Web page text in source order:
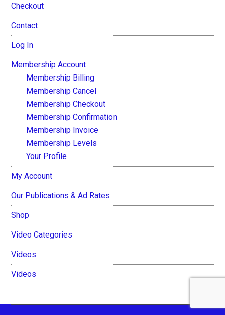
Checkout
Contact
Log In
Membership Account
Membership Billing
Membership Cancel
Membership Checkout
Membership Confirmation
Membership Invoice
Membership Levels
Your Profile
My Account
Our Publications & Ad Rates
Shop
Video Categories
Videos
Videos